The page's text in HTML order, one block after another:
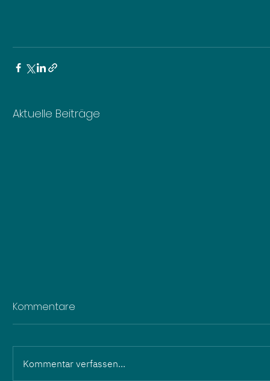
Aktuelle Beiträge
Kommentare
Kommentar verfassen...